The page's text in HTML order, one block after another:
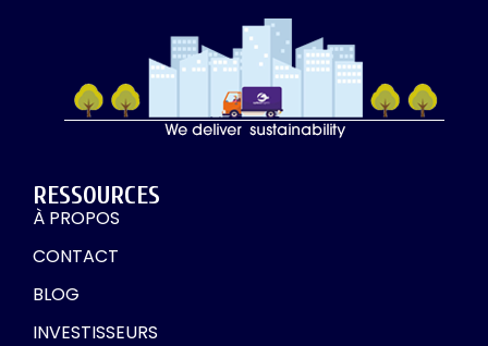
RESSOURCES
À PROPOS
CONTACT
BLOG
INVESTISSEURS